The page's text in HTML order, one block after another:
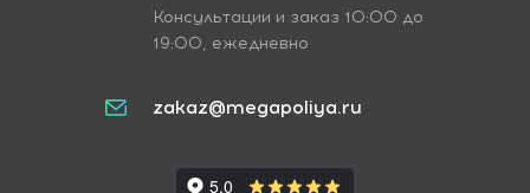
Консультации и заказ 10:00 до
19:00, ежедневно
zakaz@megapoliya.ru